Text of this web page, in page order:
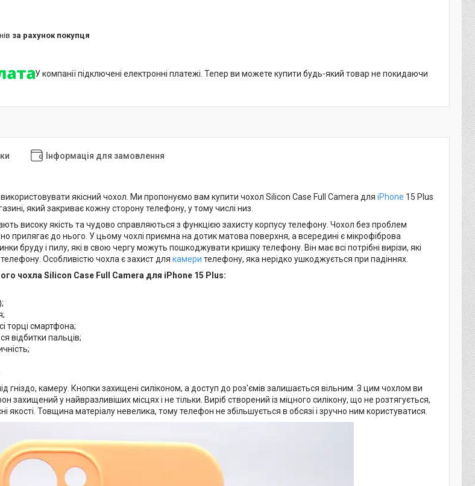
за рахунок покупця
У компанії підключені електронні платежі. Тепер ви можете купити будь-який товар не покидаючи
Інформація для замовлення
якісний чохол. Ми пропонуємо вам купити чохол Silicon Case Full Camera для iPhone 15 Plus
який закриває кожну сторону телефону, у тому числі низ.
високу якість та чудово справляються з функцією захисту корпусу телефону. Чохол без проблем
прилягає до нього. У цьому чохлі приємна на дотик матова поверхня, а всередині є мікрофіброва
бруду і пилу, які в свою чергу можуть пошкоджувати кришку телефону. Він має всі потрібні вирізи, які
Особливістю чохла є захист для камери телефону, яка нерідко ушкоджується при падіннях.
чохла Silicon Case Full Camera для iPhone 15 Plus:
торці смартфона;
відбитки пальців;
гніздо, камеру. Кнопки захищені силіконом, а доступ до роз'ємів залишається вільним. З цим чохлом ви
захищений у найвразливіших місцях і не тільки. Виріб створений із міцного силікону, що не розтягується,
якості. Товщина матеріалу невелика, тому телефон не збільшується в обсязі і зручно ним користуватися.